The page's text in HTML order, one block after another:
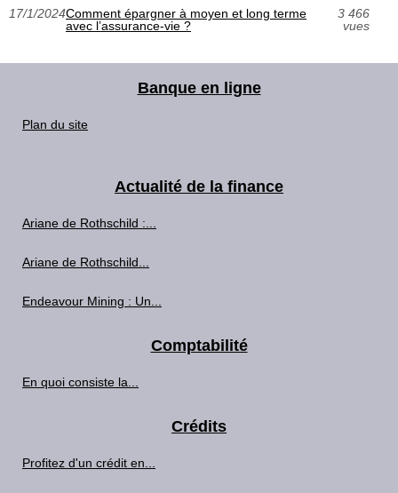
17/1/2024Comment épargner à moyen et long terme
avec l’assurance-vie ?
3 466
vues
Banque en ligne
Plan du site
Actualité de la finance
Ariane de Rothschild :...
Ariane de Rothschild...
Endeavour Mining : Un...
Comptabilité
En quoi consiste la...
Crédits
Profitez d'un crédit en...